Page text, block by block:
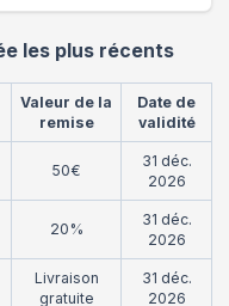
les plus récents
Valeur de la
remise
Date de
validité
50€
31 déc.
2026
20%
31 déc.
2026
Livraison
gratuite
31 déc.
2026